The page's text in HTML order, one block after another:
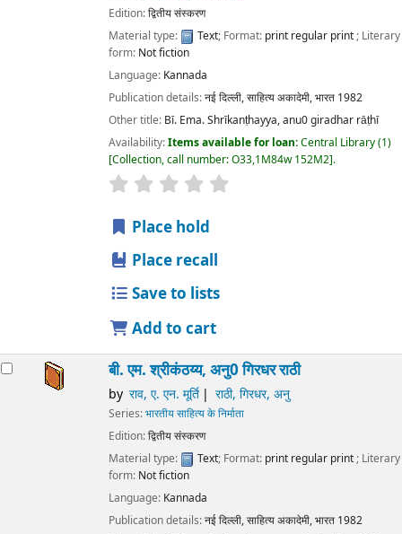
Edition:द्वितीय संस्करण
Material type:
Text; Format: print regular print; Literary
form: Not fiction
Language: Kannada
Publication details:नई दिल्ली,साहित्य अकादेमी, भारत 1982
Other title: Bī. Ema. Shrīkanṭhayya, anu0 giradhar rāṭhī
Availability:Items available for loan:Central Library(1)
Collection, call number:O33,1M84w 152M2 .
star rating
Place hold
Place recall
Save to lists
Add to cart
बी. एम. श्रीकंठय्य, अनु0 गिरधर राठी
by राव, ए. एन. मूर्ति राठी, गिरधर, अनु
Series:भारतीय साहित्य के निर्माता
Edition:द्वितीय संस्करण
Material type:
Text; Format: print regular print; Literary
form: Not fiction
Language: Kannada
Publication details:नई दिल्ली,साहित्य अकादेमी, भारत 1982